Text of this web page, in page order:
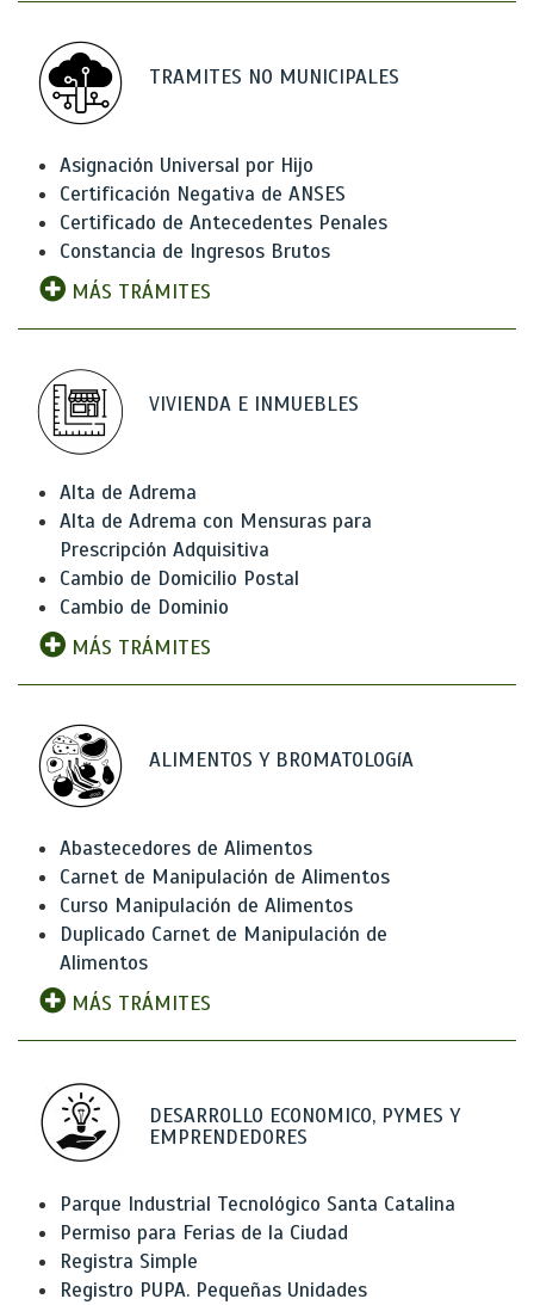
TRAMITES NO MUNICIPALES
Asignación Universal por Hijo
Certificación Negativa de ANSES
Certificado de Antecedentes Penales
Constancia de Ingresos Brutos
MÁS TRÁMITES
VIVIENDA E INMUEBLES
Alta de Adrema
Alta de Adrema con Mensuras para
Prescripción Adquisitiva
Cambio de Domicilio Postal
Cambio de Dominio
MÁS TRÁMITES
ALIMENTOS Y BROMATOLOGíA
Abastecedores de Alimentos
Carnet de Manipulación de Alimentos
Curso Manipulación de Alimentos
Duplicado Carnet de Manipulación de
Alimentos
MÁS TRÁMITES
DESARROLLO ECONOMICO, PYMES Y
EMPRENDEDORES
Parque Industrial Tecnológico Santa Catalina
Permiso para Ferias de la Ciudad
Registra Simple
Registro PUPA. Pequeñas Unidades